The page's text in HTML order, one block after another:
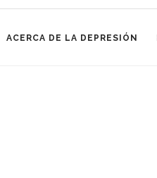
ACERCA DE LA DEPRESIÓN